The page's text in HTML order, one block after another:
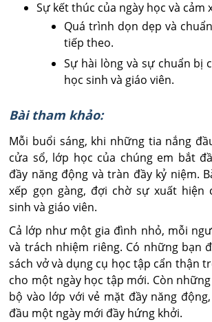
Sự kết thúc của ngày học và cảm
Quá trình dọn dẹp và
tiếp theo.
Sự hài lòng và sự chuẩn bị
học sinh và giáo viên.
Bài tham khảo:
Mỗi buổi sáng, khi những tia nắng
cửa sổ, lớp học của chúng em bắt
đầy năng động và tràn đầy kỷ niệm.
xếp gọn gàng, đợi chờ sự xuất hiện
sinh và giáo viên.
Cả lớp như một gia đình nhỏ, mỗi
và trách nhiệm riêng. Có những bạn
sách vở và dụng cụ học tập cẩn thận
cho một ngày học tập mới. Còn
bộ vào lớp với vẻ mặt đầy năng
đầu một ngày mới đầy hứng khởi.